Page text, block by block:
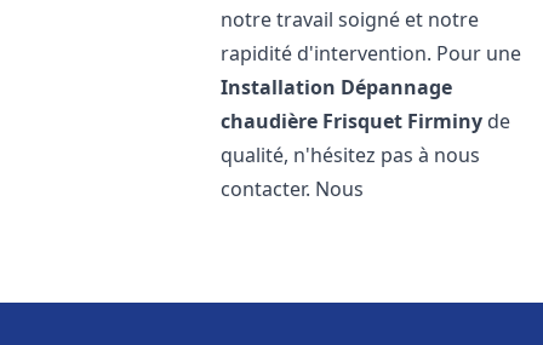
notre travail soigné et notre
rapidité d'intervention. Pour une
Installation Dépannage
chaudière Frisquet Firminy de
qualité, n'hésitez pas à nous
contacter. Nous